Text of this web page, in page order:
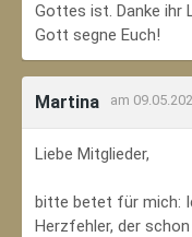
Gottes ist. Danke ihr
Gott segne Euch!
Martina am
Liebe Mitglieder,
bitte betet für mich:
Herzfehler, der